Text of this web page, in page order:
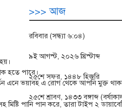
হতে পারে।
এনে ভয়াবহ এ রোগ থেকে আপনি মুক্ত
মিষ্টি পানি পান করে, তারা টাইপ ২
>>> আজ
রবিবার (সন্ধ্যা ৬:০৪)
৯ই আগস্ট, ২০২৬ খ্রিস্টাব্দ
২৫শে সফর, ১৪৪৮ হিজরি
২৫শে শ্রাবণ, ১৪৩৩ বঙ্গাব্দ